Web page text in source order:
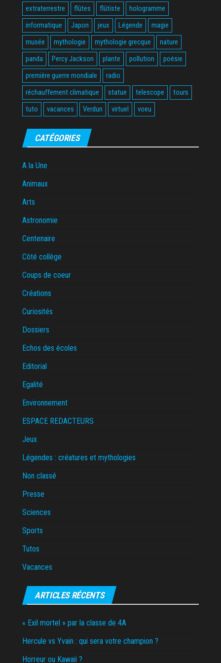
extraterrestre
flûtes flûtiste
hologramme
informatique
Japon jeux Légende
magie
musée
mythologie mythologie grecque
nature
panda
Percy Jackson plante pollution
poésie
première guerre mondiale
radio
réchauffement climatique
statue telescope
tours
tuto
vacances Verdun virtuel voeu
CATÉGORIES
A la Une
Animaux
Arts
Astronomie
Centenaire
Côté collège
Coups de coeur
Créations
Curiosités
Dossiers
Echos des écoles
Editorial
Egalité
Environnement
ESPACE REDACTEURS
Jeux
Légendes : créatures et mythologies
Non classé
Presse
Sciences
Sports
Tutos
Vacances
ARTICLES RÉCENTS
« Exil mortel » par la classe de 4A
Hercule vs Yvain : qui sera votre champion ?
Horreur ou Kawaii ?